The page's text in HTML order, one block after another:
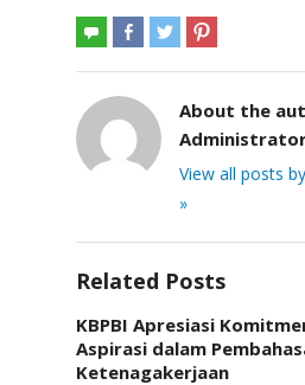
About the
View all posts
»
Related Posts
KBPBI Apresiasi
Aspirasi dalam
Ketenagakerjaan